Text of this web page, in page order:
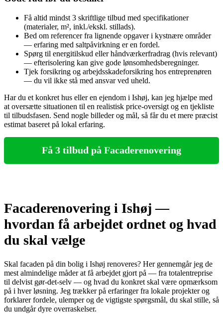
Få altid mindst 3 skriftlige tilbud med specifikationer
(materialer, m², inkl./ekskl. stillads).
Bed om referencer fra lignende opgaver i kystnære områder
— erfaring med saltpåvirkning er en fordel.
Spørg til energitilskud eller håndværkerfradrag (hvis relevant)
— efterisolering kan give gode lønsomhedsberegninger.
Tjek forsikring og arbejdsskadeforsikring hos entreprenøren
— du vil ikke stå med ansvar ved uheld.
Har du et konkret hus eller en ejendom i Ishøj, kan jeg hjælpe med
at oversætte situationen til en realistisk price-oversigt og en tjekliste
til tilbudsfasen. Send nogle billeder og mål, så får du et mere præcist
estimat baseret på lokal erfaring.
Få 3 tilbud på Facaderenovering
Facaderenovering i Ishøj —
hvordan få arbejdet ordnet og hvad
du skal vælge
Skal facaden på din bolig i Ishøj renoveres? Her gennemgår jeg de
mest almindelige måder at få arbejdet gjort på — fra totalentreprise
til delvist gør‑det‑selv — og hvad du konkret skal være opmærksom
på i hver løsning. Jeg trækker på erfaringer fra lokale projekter og
forklarer fordele, ulemper og de vigtigste spørgsmål, du skal stille, så
du undgår dyre overraskelser.